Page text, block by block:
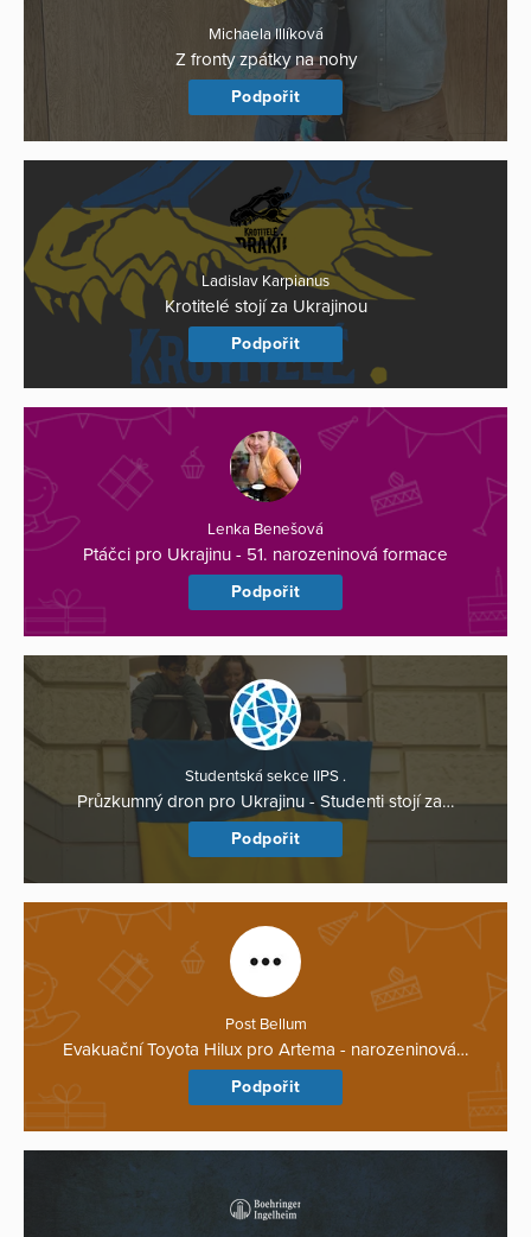
Michaela Illíková
Z fronty zpátky na nohy
Podpořit
Ladislav Karpianus
Krotitelé stojí za Ukrajinou
Podpořit
Lenka Benešová
Ptáčci pro Ukrajinu - 51. narozeninová formace
Podpořit
Studentská sekce IIPS .
Průzkumný dron pro Ukrajinu - Studenti stojí za…
Podpořit
Post Bellum
Evakuační Toyota Hilux pro Artema - narozeninová…
Podpořit